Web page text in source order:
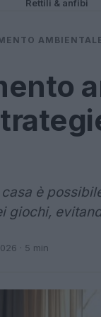
Rettili & anfibi
è
giochi,
· 5 min